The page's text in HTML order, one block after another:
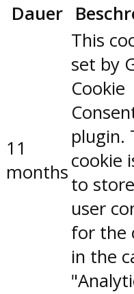
Dauer
11
months
This
set by
Cookie
plugin.
cookie
to
user
for the
in the